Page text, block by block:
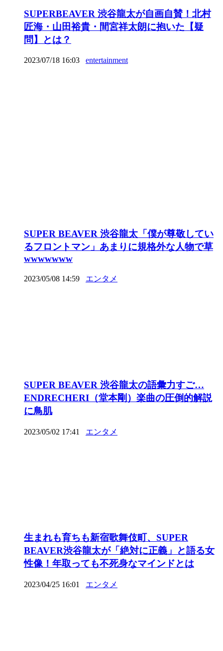
SUPERBEAVER 渋谷龍太が自画自賛！北村
匠海・山田裕貴・間宮祥太朗に抱いた【疑
問】とは？
2023/07/18 16:03 entertainment
SUPER BEAVER 渋谷龍太「僕が尊敬してい
るフロントマン」あまりに規格外な人物で草
wwwwwww
2023/05/08 14:59 エンタメ
SUPER BEAVER 渋谷龍太の語彙力すご…
ENDRECHERI（堂本剛）楽曲の圧倒的解説
に鳥肌
2023/05/02 17:41 エンタメ
生まれも育ちも新宿歌舞伎町、SUPER
BEAVER渋谷龍太が「絶対に正義」と語る女
性像！年取っても不死身なマインドとは
2023/04/25 16:01 エンタメ